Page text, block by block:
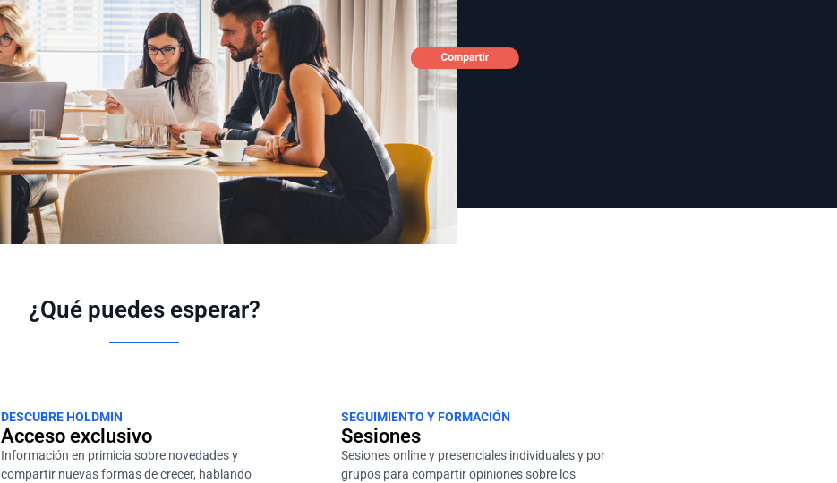
¿Qué puedes esperar?
DESCUBRE HOLDMIN
Acceso exclusivo
Información en primicia sobre novedades y
compartir nuevas formas de crecer, hablando
SEGUIMIENTO Y FORMACIÓN
Sesiones
Sesiones online y presenciales individuales y por
grupos para compartir opiniones sobre los